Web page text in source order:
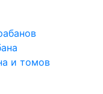
и томов